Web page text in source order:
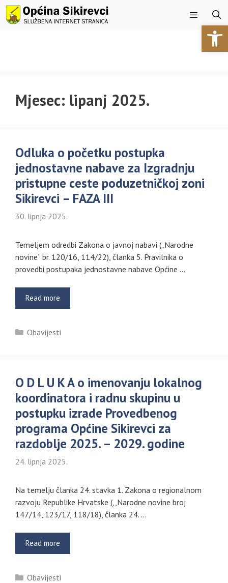
Preskoči
na
Izbornik
Mjesec: lipanj 2025.
Odluka o početku postupka
jednostavne nabave za Izgradnju
pristupne ceste poduzetničkoj zoni
Sikirevci – FAZA III
30. lipnja 2025.
Temeljem odredbi Zakona o javnoj nabavi („Narodne
novine“ br. 120/16, 114/22), članka 5. Pravilnika o
provedbi postupaka jednostavne nabave Općine …
Read more
Kategorije
Obavijesti
O D L U K A o imenovanju lokalnog
koordinatora i radnu skupinu u
postupku izrade Provedbenog
programa Općine Sikirevci za
razdoblje 2025. – 2029. godine
24. lipnja 2025.
Na temelju članka 24. stavka 1. Zakona o regionalnom
razvoju Republike Hrvatske (,,Narodne novine broj
147/14, 123/17, 118/18), članka 24. …
Read more
Kategorije
Obavijesti